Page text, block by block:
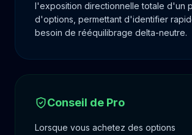
l'exposition directionnelle totale d'un
d'options, permettant d'identifier
besoin de rééquilibrage delta-neutre.
Conseil de Pro
Lorsque vous achetez des options